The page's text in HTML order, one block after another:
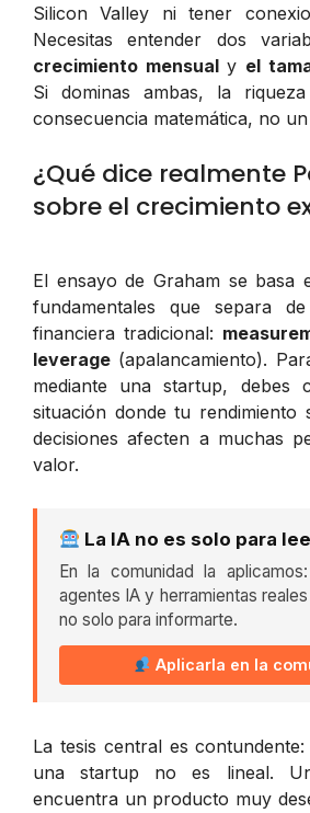
Silicon Valley ni tener
Necesitas entender dos
crecimiento mensualy el
Si dominas ambas, la
consecuencia matemática, no
¿Qué dice realmente
sobre el crecimiento
El ensayo de Graham se basa
fundamentales que separa
financiera tradicional:
leverage (apalancamiento).
mediante una startup, debes
situación donde tu rendimiento
decisiones afecten a muchas
valor.
La IA no es solo para
En la comunidad la
agentes IA y herramientas
no solo para informarte.
Aplicarla en la
La tesis central es
una startup no es lineal.
encuentra un producto muy